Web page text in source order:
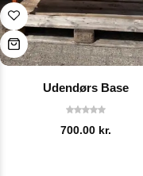
Udendørs Base
700.00 kr.